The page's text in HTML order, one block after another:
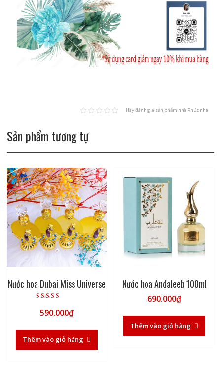
Hãy đánh giá sản phẩm nhà Phúc nha
Sản phẩm tương tự
Nước hoa Dubai Miss Universe
5.00
5 sao
590.000₫
Thêm vào giỏ hàng
Nước hoa Andaleeb 100ml
690.000₫
Thêm vào giỏ hàng